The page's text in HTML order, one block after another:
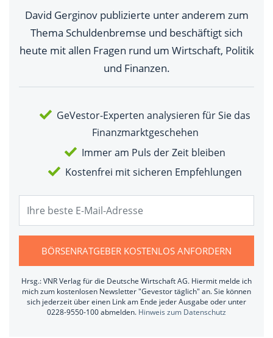
David Gerginov publizierte unter anderem zum
Thema Schuldenbremse und beschäftigt sich
heute mit allen Fragen rund um Wirtschaft, Politik
und Finanzen.
GeVestor-Experten analysieren für Sie das
Finanzmarktgeschehen
Immer am Puls der Zeit bleiben
Kostenfrei mit sicheren Empfehlungen
BÖRSENRATGEBER KOSTENLOS ANFORDERN
Hrsg.: VNR Verlag für die Deutsche Wirtschaft AG. Hiermit melde ich
mich zum kostenlosen Newsletter "Gevestor täglich" an. Sie können
sich jederzeit über einen Link am Ende jeder Ausgabe oder unter
0228-9550-100 abmelden. Hinweis zum Datenschutz